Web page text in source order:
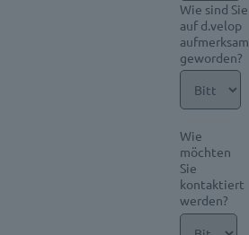
Wie sind Sie
auf d.velop
aufmerksam
geworden?
Wie
möchten
Sie
kontaktiert
werden?